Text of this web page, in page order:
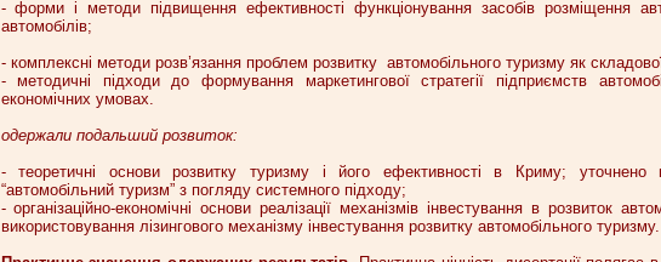
- форми і методи підвищення ефективності функціонування засобів розміщення
автомобілів;
- комплексні методи розв’язання проблем розвитку автомобільного туризму як
- методичні підходи до формування маркетингової стратегії підприємств
економічних умовах.
одержали подальший розвиток:
- теоретичні основи розвитку туризму і його ефективності в Криму; уточнено
“автомобільний туризм” з погляду системного підходу;
- організаційно-економічні основи реалізації механізмів інвестування в розвиток
використовування лізингового механізму інвестування розвитку автомобільного туризму.